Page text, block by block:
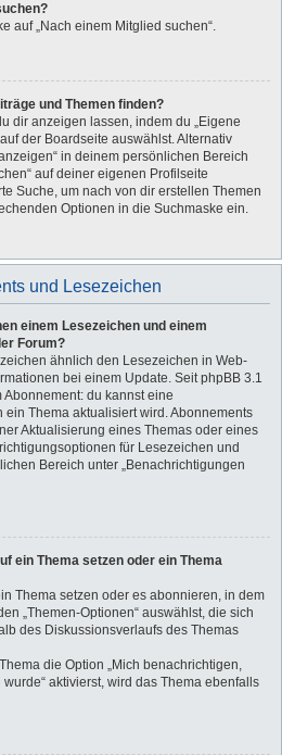
auf „Nach einem Mitglied suchen“.
und Themen finden?
dir anzeigen lassen, indem du „Eigene
der Boardseite auswählst. Alternativ
in deinem persönlichen Bereich
auf deiner eigenen Profilseite
Suche, um nach von dir erstellen Themen
Optionen in die Suchmaske ein.
und Lesezeichen
einem Lesezeichen und einem
Forum?
ähnlich den Lesezeichen in Web-
bei einem Update. Seit phpBB 3.1
du kannst eine
Thema aktualisiert wird. Abonnements
Aktualisierung eines Themas oder eines
für Lesezeichen und
Bereich unter „Benachrichtigungen
ein Thema setzen oder ein Thema
Thema setzen oder es abonnieren, in dem
„Themen-Optionen“ auswählst, die sich
des Diskussionsverlaufs des Themas
die Option „Mich benachrichtigen,
aktivierst, wird das Thema ebenfalls